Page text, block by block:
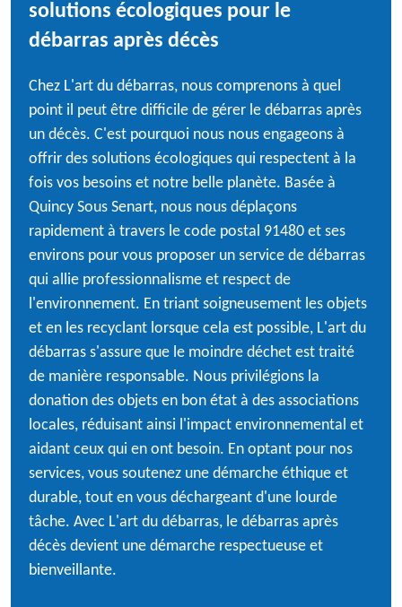
solutions écologiques pour le
débarras après décès
Chez L'art du débarras, nous comprenons à quel
point il peut être difficile de gérer le débarras après
un décès. C'est pourquoi nous nous engageons à
offrir des solutions écologiques qui respectent à la
fois vos besoins et notre belle planète. Basée à
Quincy Sous Senart, nous nous déplaçons
rapidement à travers le code postal 91480 et ses
environs pour vous proposer un service de débarras
qui allie professionnalisme et respect de
l'environnement. En triant soigneusement les objets
et en les recyclant lorsque cela est possible, L'art du
débarras s'assure que le moindre déchet est traité
de manière responsable. Nous privilégions la
donation des objets en bon état à des associations
locales, réduisant ainsi l'impact environnemental et
aidant ceux qui en ont besoin. En optant pour nos
services, vous soutenez une démarche éthique et
durable, tout en vous déchargeant d'une lourde
tâche. Avec L'art du débarras, le débarras après
décès devient une démarche respectueuse et
bienveillante.